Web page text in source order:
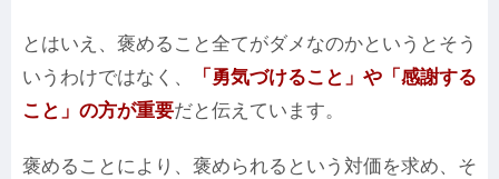
とはいえ、褒めること全てがダメなのかというとそう
いうわけではなく、
「勇気づけること」や「感謝する
こと」の方が重要だと伝えています。
褒めることにより、褒められるという対価を求め、そ